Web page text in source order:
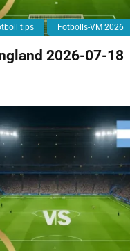
tips Fotbolls-VM 2026
2026-07-18